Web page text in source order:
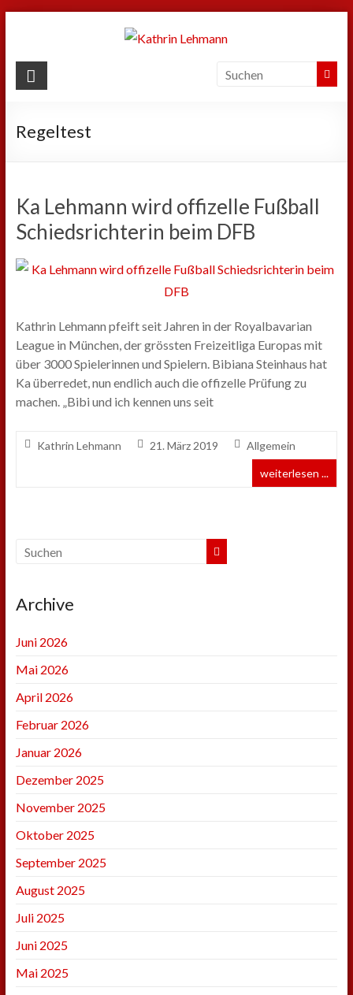
springen
Kathrin
Sport
Privat
Regeltest
Ka Lehmann wird offizelle Fußball
Schiedsrichterin beim DFB
Kathrin Lehmann pfeift seit Jahren in der Royalbavarian
League in München, der grössten Freizeitliga Europas mit
über 3000 Spielerinnen und Spielern. Bibiana Steinhaus hat
Ka überredet, nun endlich auch die offizelle Prüfung zu
machen. „Bibi und ich kennen uns seit
Kathrin Lehmann 21. März 2019 Allgemein
weiterlesen ...
Archive
Juni 2026
Mai 2026
April 2026
Februar 2026
Januar 2026
Dezember 2025
November 2025
Oktober 2025
September 2025
August 2025
Juli 2025
Juni 2025
Mai 2025